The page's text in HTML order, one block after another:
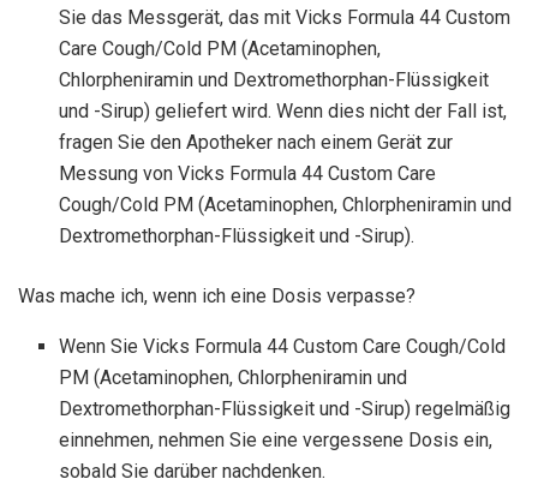
Sie das Messgerät, das mit Vicks Formula 44 Custom
Care Cough/Cold PM (Acetaminophen,
Chlorpheniramin und Dextromethorphan-Flüssigkeit
und -Sirup) geliefert wird. Wenn dies nicht der Fall ist,
fragen Sie den Apotheker nach einem Gerät zur
Messung von Vicks Formula 44 Custom Care
Cough/Cold PM (Acetaminophen, Chlorpheniramin und
Dextromethorphan-Flüssigkeit und -Sirup).
Was mache ich, wenn ich eine Dosis verpasse?
Wenn Sie Vicks Formula 44 Custom Care Cough/Cold
PM (Acetaminophen, Chlorpheniramin und
Dextromethorphan-Flüssigkeit und -Sirup) regelmäßig
einnehmen, nehmen Sie eine vergessene Dosis ein,
sobald Sie darüber nachdenken.